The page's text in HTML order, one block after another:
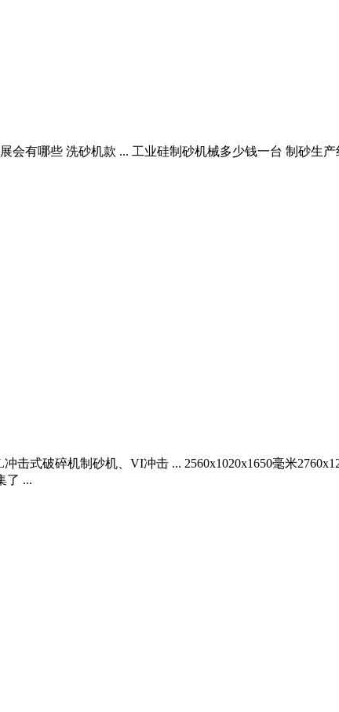
会有哪些 洗砂机款 ... 工业硅制砂机械多少钱一台 制砂生
式破碎机制砂机、VI冲击 ... 2560x1020x1650毫米
了 ...